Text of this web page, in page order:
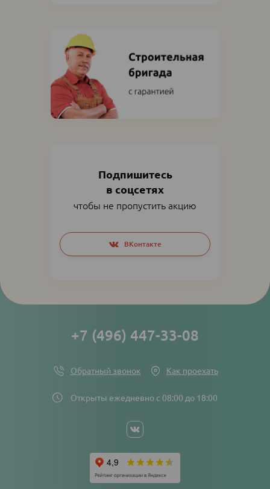
Подпишитесь
в соцсетях
чтобы не пропустить акцию
Social
networks
links
ВКонтакте
Открыты ежедневно с 08:00 до 18:00
+7 (496) 447-33-08
Обратный звонок Как проехать
Social
links